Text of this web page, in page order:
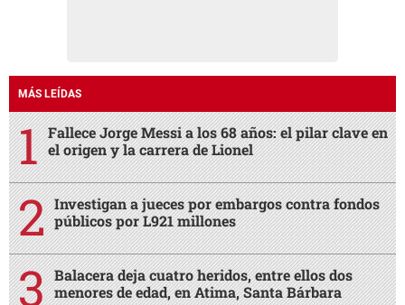
MÁS LEÍDAS
Fallece Jorge Messi a los 68 años: el pilar clave en
el origen y la carrera de Lionel
Investigan a jueces por embargos contra fondos
públicos por L921 millones
Balacera deja cuatro heridos, entre ellos dos
menores de edad, en Atima, Santa Bárbara